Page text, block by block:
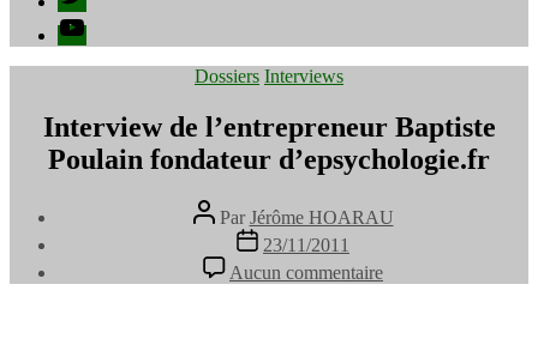
YouTube
Catégories
Dossiers Interviews
Interview de l’entrepreneur Baptiste
Poulain fondateur d’epsychologie.fr
Auteur
de
l’article
Par Jérôme HOARAU
Date
l’article
23/11/2011
Aucun commentaire
Interview